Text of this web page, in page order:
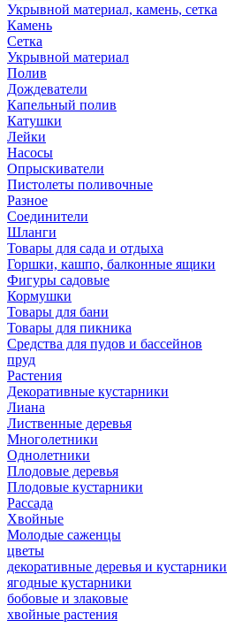
Укрывной материал, камень, сетка
Камень
Сетка
Укрывной материал
Полив
Дождеватели
Капельный полив
Катушки
Лейки
Насосы
Опрыскиватели
Пистолеты поливочные
Разное
Соединители
Шланги
Товары для сада и отдыха
Горшки, кашпо, балконные ящики
Фигуры садовые
Кормушки
Товары для бани
Товары для пикника
Средства для пудов и бассейнов
пруд
Растения
Декоративные кустарники
Лиана
Лиственные деревья
Многолетники
Однолетники
Плодовые деревья
Плодовые кустарники
Рассада
Хвойные
Молодые саженцы
цветы
декоративные деревья и кустарники
ягодные кустарники
бобовые и злаковые
хвойные растения